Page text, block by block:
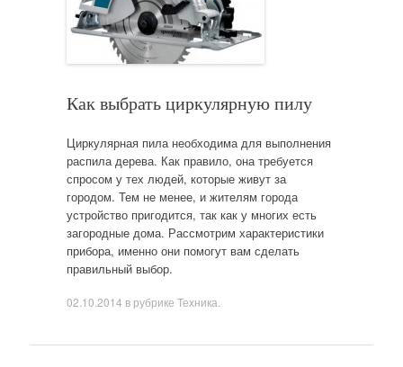
Как выбрать циркулярную пилу
Циркулярная пила необходима для выполнения
распила дерева. Как правило, она требуется
спросом у тех людей, которые живут за
городом. Тем не менее, и жителям города
устройство пригодится, так как у многих есть
загородные дома. Рассмотрим характеристики
прибора, именно они помогут вам сделать
правильный выбор.
02.10.2014 в рубрике Техника